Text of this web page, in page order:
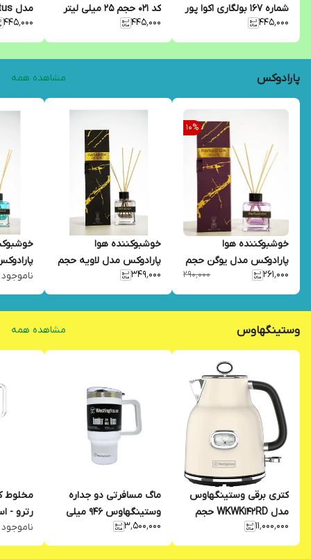
شماره 167 بولگاری اکوا پور
هوم حجم 25 میلی لیتر
۴۴۵٬۰۰۰
کد 021 حجم 25 میلی لیتر
۴۴۵٬۰۰۰
میلی
۴۴۵٬۰۰۰
پارادوکس مشاهده همه
10%
خوشبوکننده هوا
پارادوکس مدل یوگن حجم
100 میل
۲۶۱٬۰۰۰ ۲۹۰٬۰۰۰
خوشبوکننده هوا
پارادوکس مدل لاویه حجم
100 میل
۳۴۹٬۰۰۰
100 میل
ناموجود
وستینگهاوس مشاهده همه
کتری برقی وستینگهاوس
مدل WKWK142RD حجم
1.7 لیتر
۱۱٬۰۰۰٬۰۰۰
ماگ مسافرتی دو جداره
وستینگهاوس 946 میلی
لیتر
۳٬۵۰۰٬۰۰۰
مخلوط
رترو -
ناموجود